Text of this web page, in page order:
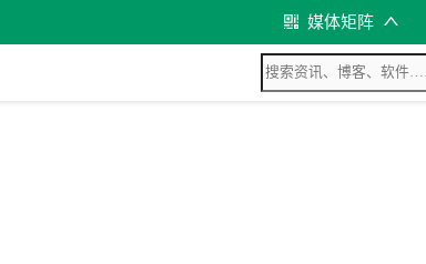
媒体矩阵